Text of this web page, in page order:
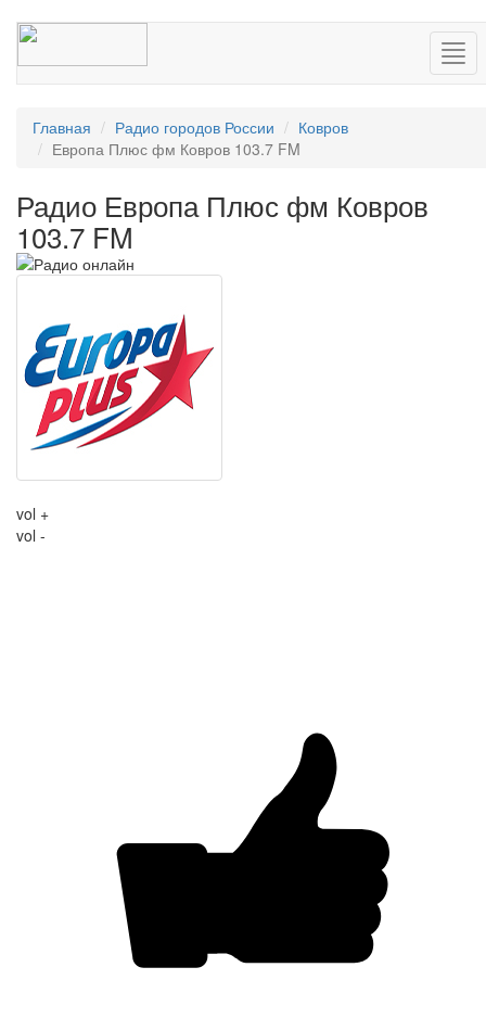
Главная Радио городов России
Ковров
Европа Плюс фм Ковров 103.7 FM
Радио Европа Плюс фм Ковров
103.7 FM
vol +
vol -